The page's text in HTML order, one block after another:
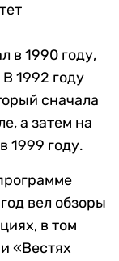
в 1990 году,
1992 году
сначала
а затем на
1999 году.
вел обзоры
в том
«Вестях